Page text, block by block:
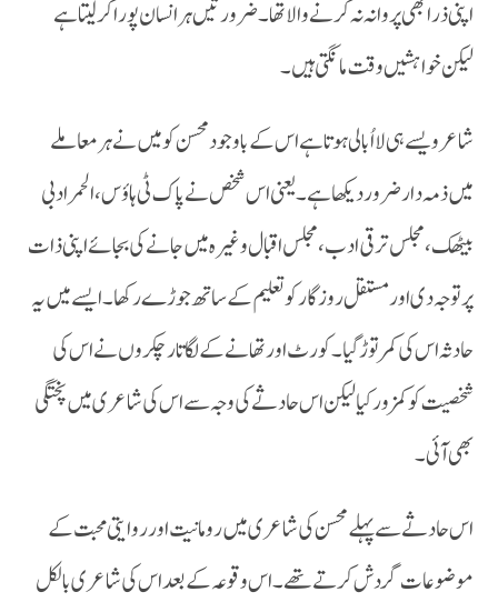
اپنی ذرا بھی پروانہ نہ کرنے والاتھا۔ ضرورتیں ہر انسان پورا کر لیتا ہے
لیکن خواہشیں وقت مانگتی ہیں۔
میں ذمہ دار ضرور دیکھا ہے۔ یعنی اس شخص نے پاک ٹی ہاؤس، الحمرا دبی
بیٹھک، مجلس ترقی ادب ، مجلس اقبال وغیرہ میں جانے کی بجائے اپنی ذات
پر توجہ دی اور مستقل روزگار کو تعلیم کے ساتھ جوڑے رکھا۔ ایسے میں یہ
حادثہ اس کی کمر توڑ گیا۔کورٹ اور تھانے کے لگاتار چکروں نے اس کی
شخصیت کو کمزور کیا لیکن اس حادثے کی وجہ سے اس کی شاعری میں پختگی
بھی آئی۔
اس حادثے سے پہلے محسن کی شاعری میں رومانیت اور روایتی محبت کے
موضوعات گردش کرتے تھے۔ اس وقوعہ کے بعد اس کی شاعری بالکل